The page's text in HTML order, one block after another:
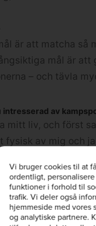
är att matcha så
mål är
– och tävla
intresserad av
mitt liv, och först
fysisk av mig och
storebror
och jag blev
och det blev
Vi bruger cookies til at
ordentligt,
funktioner i forhold til
trafik. Vi deler også
hjemmeside med vores
og analytiske partnere.